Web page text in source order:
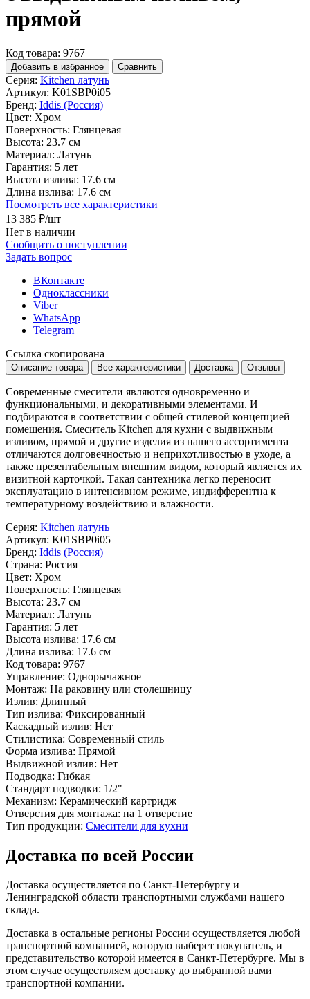
прямой
Код товара: 9767
Добавить в избранное Сравнить
Серия: Kitchen латунь
Артикул: K01SBP0i05
Бренд: Iddis (Россия)
Цвет: Хром
Поверхность: Глянцевая
Высота: 23.7 см
Материал: Латунь
Гарантия: 5 лет
Высота излива: 17.6 см
Длина излива: 17.6 см
Посмотреть все характеристики
13 385 ₽/шт
Нет в наличии
Сообщить о поступлении
Задать вопрос
ВКонтакте
Одноклассники
Viber
WhatsApp
Telegram
Ссылка скопирована
Описание товара Все характеристики Доставка Отзывы
Современные смесители являются одновременно и
функциональными, и декоративными элементами. И
подбираются в соответствии с общей стилевой концепцией
помещения. Смеситель Kitchen для кухни с выдвижным
изливом, прямой и другие изделия из нашего ассортимента
отличаются долговечностью и неприхотливостью в уходе, а
также презентабельным внешним видом, который является их
визитной карточкой. Такая сантехника легко переносит
эксплуатацию в интенсивном режиме, индифферентна к
температурному воздействию и влажности.
Серия: Kitchen латунь
Артикул: K01SBP0i05
Бренд: Iddis (Россия)
Страна: Россия
Цвет: Хром
Поверхность: Глянцевая
Высота: 23.7 см
Материал: Латунь
Гарантия: 5 лет
Высота излива: 17.6 см
Длина излива: 17.6 см
Код товара: 9767
Управление: Однорычажное
Монтаж: На раковину или столешницу
Излив: Длинный
Тип излива: Фиксированный
Каскадный излив: Нет
Стилистика: Современный стиль
Форма излива: Прямой
Выдвижной излив: Нет
Подводка: Гибкая
Стандарт подводки: 1/2"
Механизм: Керамический картридж
Отверстия для монтажа: на 1 отверстие
Тип продукции: Смесители для кухни
Доставка по всей России
Доставка осуществляется по Санкт-Петербургу и
Ленинградской области транспортными службами нашего
склада.
Доставка в остальные регионы России осуществляется любой
транспортной компанией, которую выберет покупатель, и
представительство которой имеется в Санкт-Петербурге. Мы в
этом случае осуществляем доставку до выбранной вами
транспортной компании.